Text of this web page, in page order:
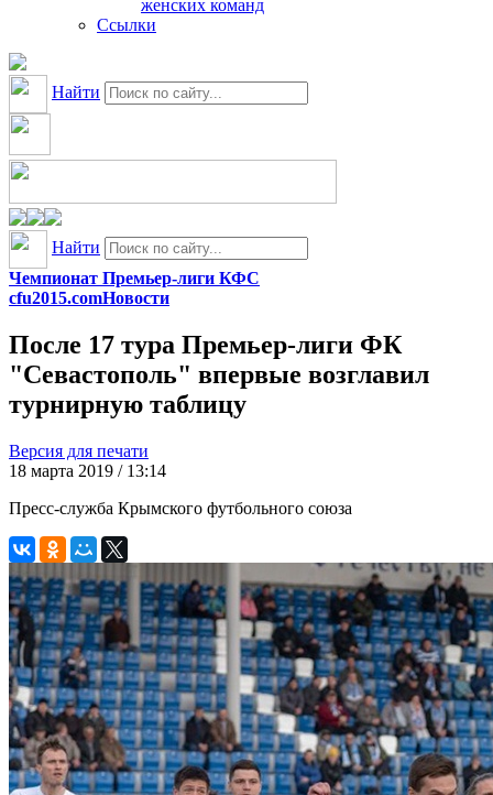
женских команд
Ссылки
Найти
Найти
Чемпионат Премьер-лиги КФС
cfu2015.comНовости
После 17 тура Премьер-лиги ФК
"Севастополь" впервые возглавил
турнирную таблицу
Версия для печати
18 марта 2019 / 13:14
Пресс-служба Крымского футбольного союза